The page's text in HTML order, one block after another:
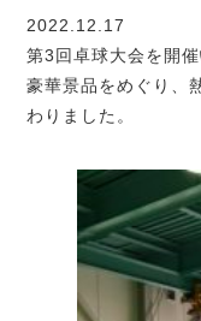
2022.12.17
第3回卓球大会を開催
豪華景品をめぐり、
わりました。